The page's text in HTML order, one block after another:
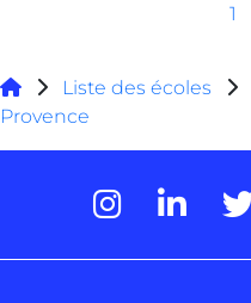
1
Liste des écoles
Provence